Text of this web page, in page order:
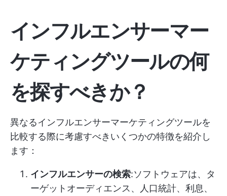
インフルエンサーマー
ケティングツールの何
を探すべきか？
異なるインフルエンサーマーケティングツールを
比較する際に考慮すべきいくつかの特徴を紹介し
ます：
インフルエンサーの検索:ソフトウェアは、タ
ーゲットオーディエンス、人口統計、利息、